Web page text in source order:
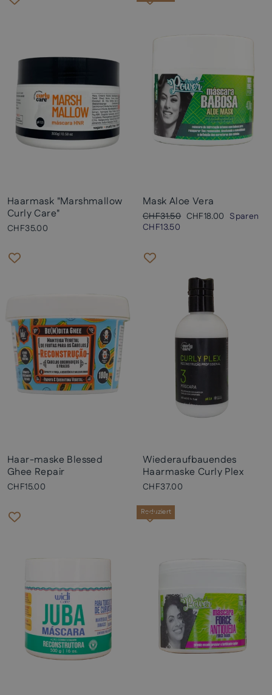
Haarmask "Marshmallow
Curly Care"
CHF35.00
Mask Aloe Vera
Normaler
Preis
CHF31.50 Sonderpreis
CHF18.00 Sparen
CHF13.50
Haar-maske Blessed
Ghee Repair
CHF15.00
Wiederaufbauendes
Haarmaske Curly Plex
CHF37.00
Reduziert